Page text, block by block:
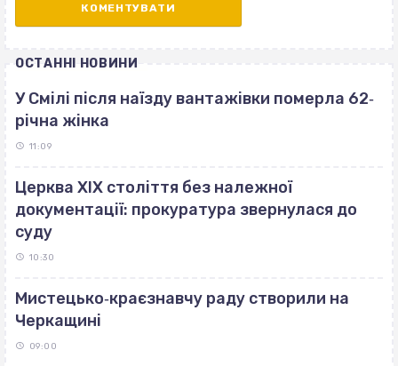
ОСТАННІ НОВИНИ
У Смілі після наїзду вантажівки померла 62‐
річна жінка
11:09
Церква ХІХ століття без належної
документації: прокуратура звернулася до
суду
10:30
Мистецько‐краєзнавчу раду створили на
Черкащині
09:00